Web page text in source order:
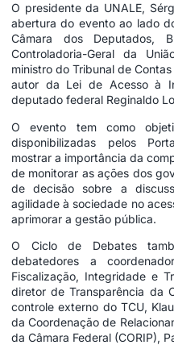
O presidente da UNALE,
abertura do evento ao lado
Câmara dos Deputados,
Controladoria-Geral da
ministro do Tribunal de
autor da Lei de Acesso à
deputado federal Reginaldo
O evento tem como
disponibilizadas pelos
mostrar a importância da
de monitorar as ações dos
de decisão sobre a
agilidade à sociedade no
aprimorar a gestão pública.
O Ciclo de Debates
debatedores a
Fiscalização, Integridade e
diretor de Transparência da
controle externo do TCU,
da Coordenação de
da Câmara Federal (CORIP),